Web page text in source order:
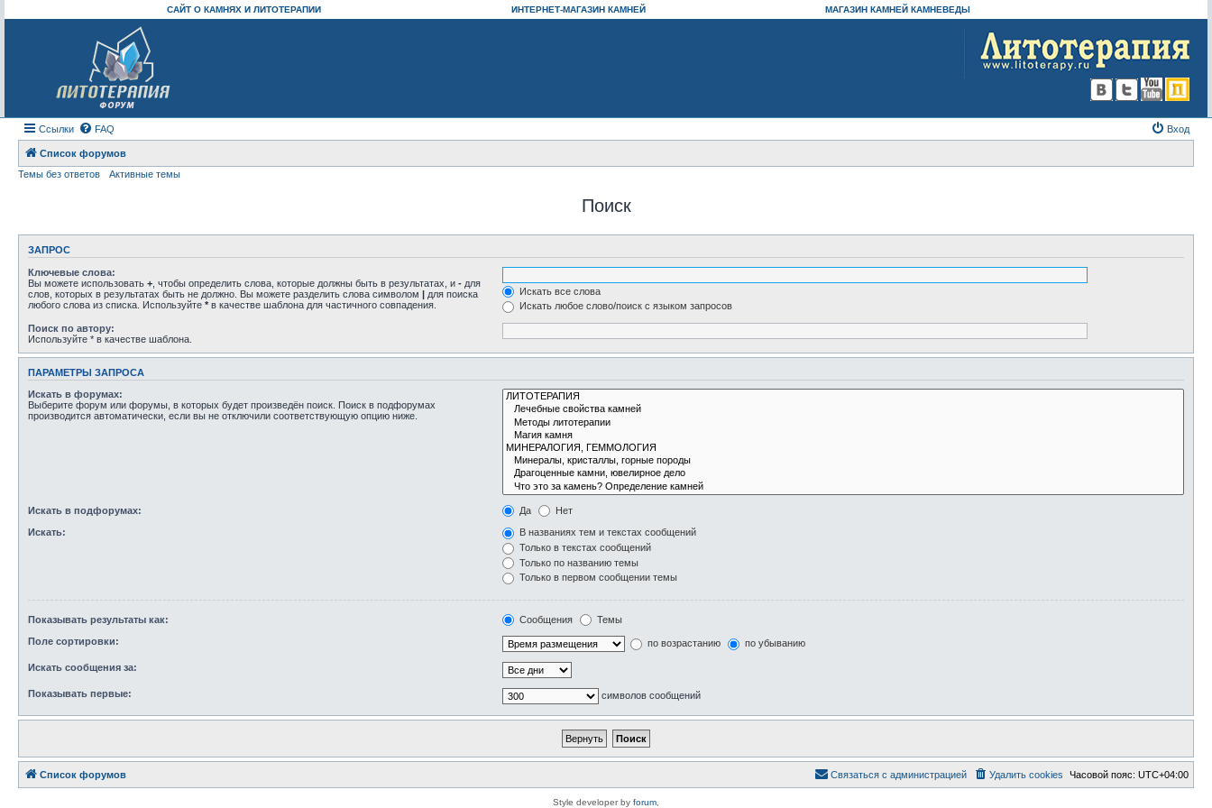
САЙТ О КАМНЯХ И ЛИТОТЕРАПИИ ИНТЕРНЕТ-МАГАЗИН КАМНЕЙ МАГАЗИН КАМНЕЙ КАМНЕВЕДЫ
Ссылки FAQ Вход
Список форумов
Темы без ответов
Активные темы
Поиск
ЗАПРОС
Ключевые слова:
Вы можете использовать + , чтобы определить слова, которые должны быть в результатах, и - для
слов, которых в результатах быть не должно. Вы можете разделить слова символом | для поиска
любого слова из списка. Используйте * в качестве шаблона для частичного совпадения.
Искать все слова
Искать любое слово/поиск с языком запросов
Поиск по автору:
Используйте * в качестве шаблона.
ПАРАМЕТРЫ ЗАПРОСА
Искать в форумах:
Выберите форум или форумы, в которых будет произведён поиск. Поиск в подфорумах
производится автоматически, если вы не отключили соответствующую опцию ниже.
Искать в подфорумах: Да Нет
Искать:
В названиях тем и текстах сообщений
Только в текстах сообщений
Только по названию темы
Только в первом сообщении темы
Показывать результаты как: Сообщения Темы
Поле сортировки: по возрастанию по убыванию
Искать сообщения за:
Показывать первые: символов сообщений
Список форумов Часовой пояс: UTC+04:00
Удалить cookies
Связаться с администрацией
Style developer by forum,